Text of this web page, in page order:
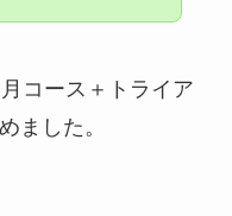
コース＋トライア
ました。